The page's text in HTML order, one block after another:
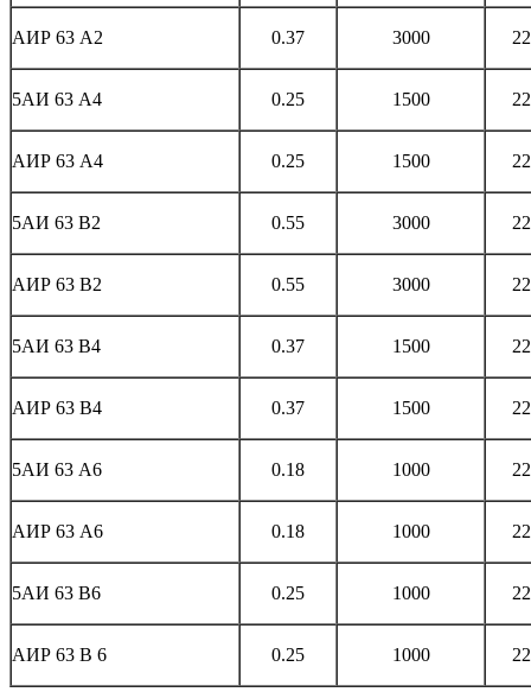
АИР 63 А2 0.37 3000
5АИ 63 А4 0.25 1500
АИР 63 А4 0.25 1500
5АИ 63 В2 0.55 3000
АИР 63 В2 0.55 3000
5АИ 63 В4 0.37 1500
АИР 63 В4 0.37 1500
5АИ 63 А6 0.18 1000
АИР 63 А6 0.18 1000
5АИ 63 В6 0.25 1000
АИР 63 В 6 0.25 1000